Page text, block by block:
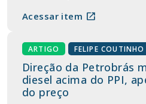
Acessar item open_in_new
ARTIGO FELIPE COUTINHO
Direção da Petrobrás
diesel acima do PPI,
do preço